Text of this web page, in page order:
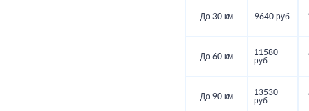
До 30 км 9640 руб.
До 60 км
11580
руб.
До 90 км
13530
руб.